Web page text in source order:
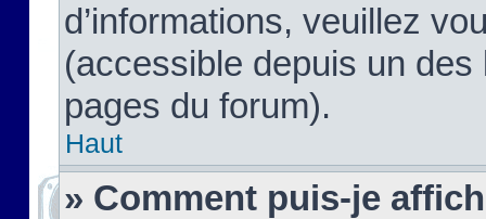
d’informations, veuillez
(accessible depuis un
pages du forum).
Haut
» Comment puis-je